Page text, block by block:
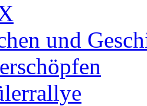
und